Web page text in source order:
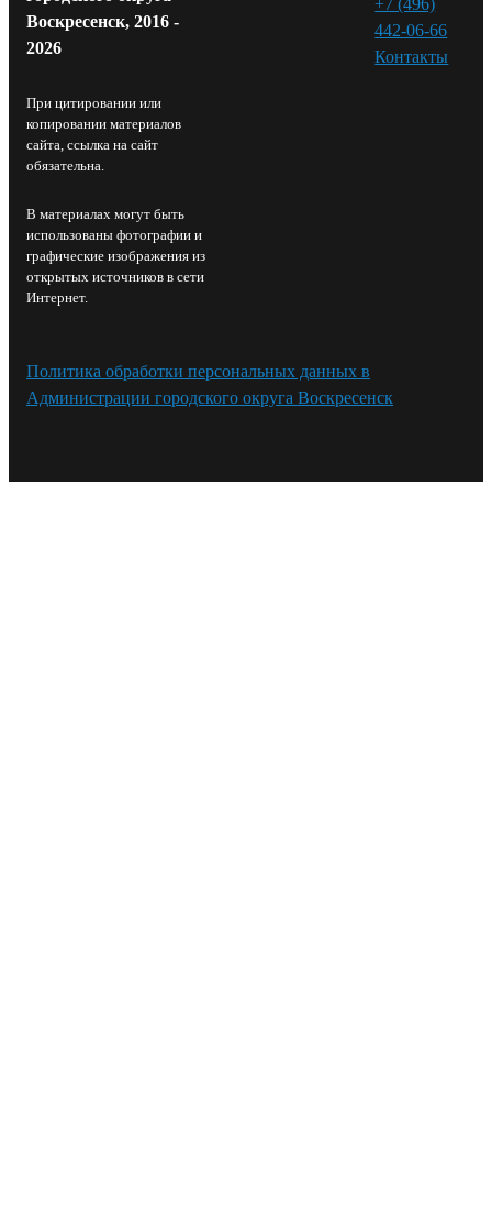
Воскресенск, 2016 -
2026
При цитировании или
копировании материалов
сайта, ссылка на сайт
обязательна.
В материалах могут быть
использованы фотографии и
графические изображения из
открытых источников в сети
Интернет.
442-06-66
Контакты⁠
Политика обработки персональных данных в
Администрации городского округа Воскресенск